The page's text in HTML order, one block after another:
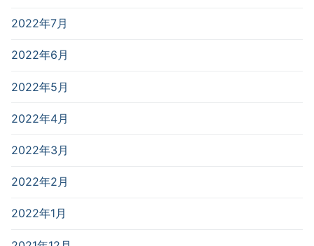
2022年7月
2022年6月
2022年5月
2022年4月
2022年3月
2022年2月
2022年1月